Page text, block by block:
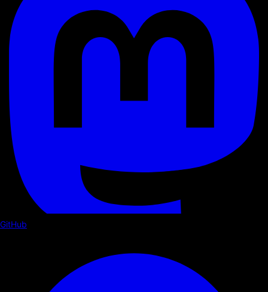
GitHub